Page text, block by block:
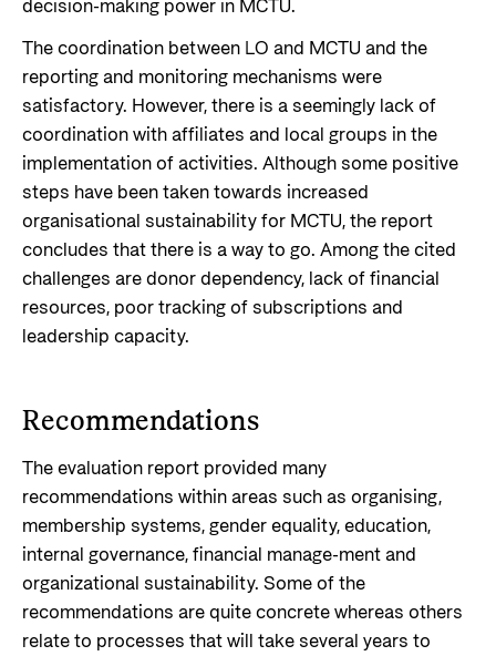
decision-making power in MCTU.
The coordination between LO and MCTU and the
reporting and monitoring mechanisms were
satisfactory. However, there is a seemingly lack of
coordination with affiliates and local groups in the
implementation of activities. Although some positive
steps have been taken towards increased
organisational sustainability for MCTU, the report
concludes that there is a way to go. Among the cited
challenges are donor dependency, lack of financial
resources, poor tracking of subscriptions and
leadership capacity.
Recommendations
The evaluation report provided many
recommendations within areas such as organising,
membership systems, gender equality, education,
internal governance, financial manage-ment and
organizational sustainability. Some of the
recommendations are quite concrete whereas others
relate to processes that will take several years to